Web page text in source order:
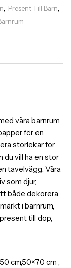
, Present Till Barn,
våra barnrum
för en
storlekar för
vill ha en stor
tavelvägg. Våra
som djur,
både dekorera
i barnrum,
till dop,
cm,50×70 cm ,